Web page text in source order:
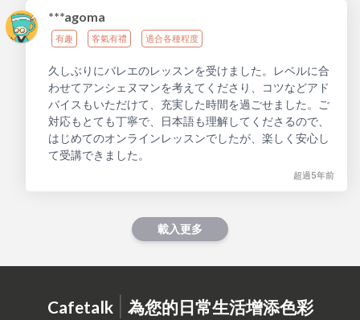
***agoma
有趣 客氣有禮 適合各種程度
久しぶりにバレエのレッスンを受けました。レベルに合
わせてアンシェヌマンを考えてくださり、コツなどアド
バイスもいただけて、充実した時間を過ごせました。ご
対応もとても丁寧で、日本語も理解してくださるので、
はじめてのオンラインレッスンでしたが、楽しく安心し
て受講できました。
超過5年前
載入更多
Cafetalk | 為您的日常生活增添色彩